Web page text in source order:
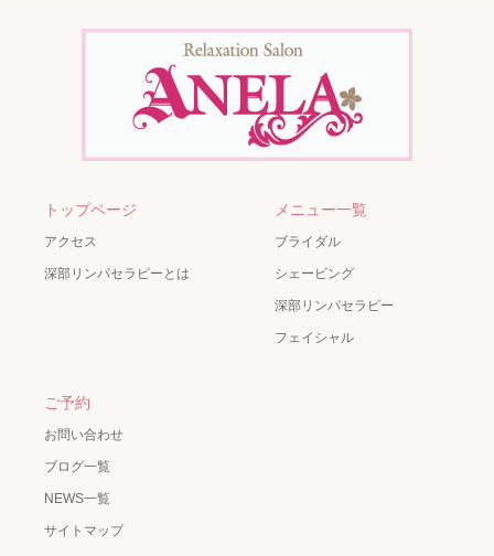
トップページ
アクセス
深部リンパセラピーとは
メニュー一覧
ブライダル
シェービング
深部リンパセラピー
フェイシャル
ご予約
お問い合わせ
ブログ一覧
NEWS一覧
サイトマップ